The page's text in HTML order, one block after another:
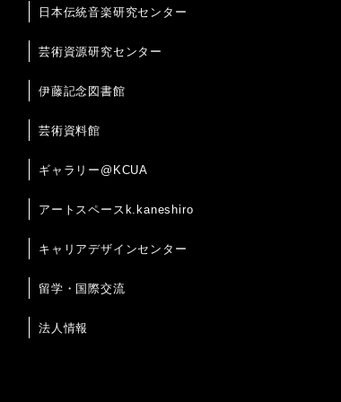
日本伝統音楽研究センター
芸術資源研究センター
伊藤記念図書館
芸術資料館
ギャラリー@KCUA
アートスペースk.kaneshiro
キャリアデザインセンター
留学・国際交流
法人情報